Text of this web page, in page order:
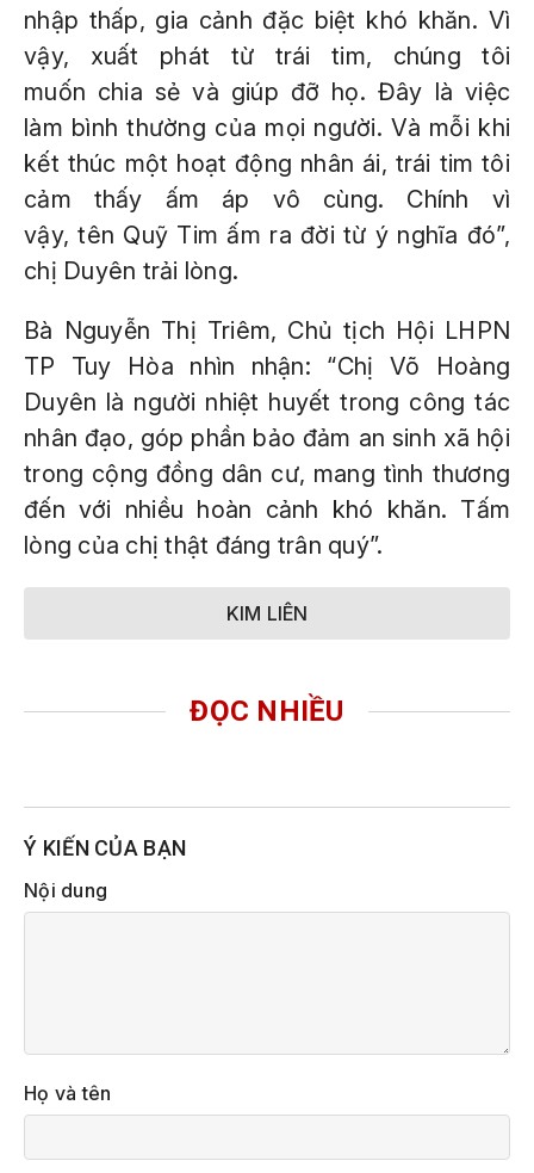
nhập thấp, gia cảnh đặc biệt khó khăn. Vì
vậy, xuất phát từ trái tim, chúng tôi
muốn chia sẻ và giúp đỡ họ. Đây là việc
làm bình thường của mọi người. Và mỗi khi
kết thúc một hoạt động nhân ái, trái tim tôi
cảm thấy ấm áp vô cùng. Chính vì
vậy, tên Quỹ Tim ấm ra đời từ ý nghĩa đó”,
chị Duyên trải lòng.
Bà Nguyễn Thị Triêm, Chủ tịch Hội LHPN
TP Tuy Hòa nhìn nhận: “Chị Võ Hoàng
Duyên là người nhiệt huyết trong công tác
nhân đạo, góp phần bảo đảm an sinh xã hội
trong cộng đồng dân cư, mang tình thương
đến với nhiều hoàn cảnh khó khăn. Tấm
lòng của chị thật đáng trân quý”.
KIM LIÊN
ĐỌC NHIỀU
Ý KIẾN CỦA BẠN
Nội dung
Họ và tên